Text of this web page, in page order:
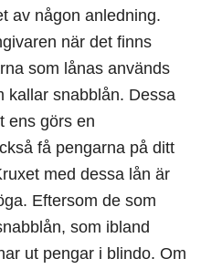
av någon anledning.
när det finns
som lånas används
kallar snabblån. Dessa
ens görs en
få pengarna på ditt
med dessa lån är
Eftersom de som
som ibland
ut pengar i blindo. Om